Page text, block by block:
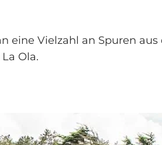
eine Vielzahl an Spuren
Ola.